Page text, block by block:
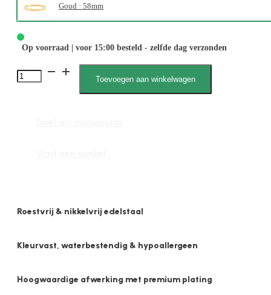
Goud · 58mm
Op voorraad | voor 15:00 besteld - zelfde dag verzonden
Lexie
Toevoegen aan winkelwagen
Roestvrij & nikkelvrij edelstaal
Kleurvast, waterbestendig & hypoallergeen
Hoogwaardige afwerking met premium plating